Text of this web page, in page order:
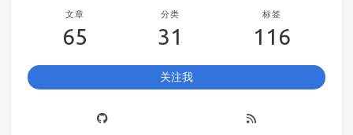
文章
65
分类
31
标签
116
关注我